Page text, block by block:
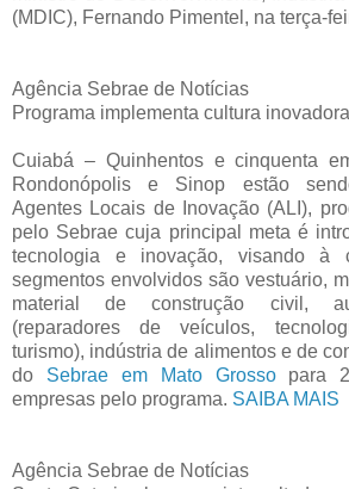
(MDIC), Fernando Pimentel, na terça-
Agência Sebrae de Notícias
Programa implementa cultura
Cuiabá – Quinhentos e cinquenta
Rondonópolis e Sinop estão
Agentes Locais de Inovação (ALI),
pelo Sebrae cuja principal meta é
tecnologia e inovação, visando à
segmentos envolvidos são vestuário,
material de construção civil,
(reparadores de veículos,
turismo), indústria de alimentos e de
do Sebrae em Mato Grossopara
empresas pelo programa. SAIBA MAIS
Agência Sebrae de Notícias